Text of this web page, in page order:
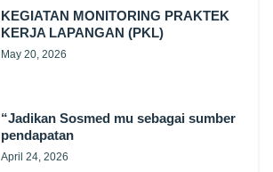
KEGIATAN MONITORING PRAKTEK
KERJA LAPANGAN (PKL)
May 20, 2026
“Jadikan Sosmed mu sebagai sumber
pendapatan
April 24, 2026